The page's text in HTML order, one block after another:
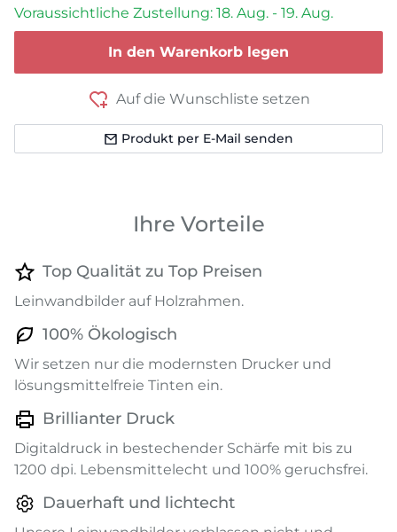
Voraussichtliche Zustellung: 18. Aug. - 19. Aug.
In den Warenkorb legen
Auf die Wunschliste setzen
Produkt per E-Mail senden
Ihre Vorteile
Top Qualität zu Top Preisen
Leinwandbilder auf Holzrahmen.
100% Ökologisch
Wir setzen nur die modernsten Drucker und
lösungsmittelfreie Tinten ein.
Brillianter Druck
Digitaldruck in bestechender Schärfe mit bis zu
1200 dpi. Lebensmittelecht und 100% geruchsfrei.
Dauerhaft und lichtecht